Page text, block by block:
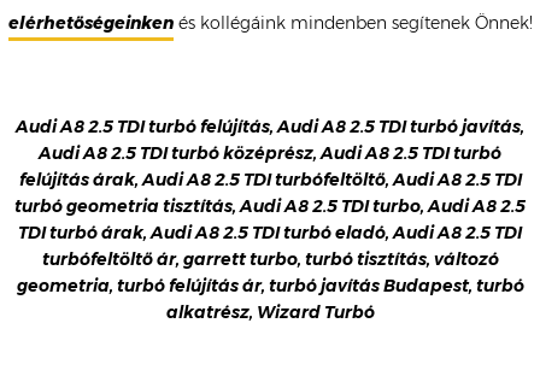
elérhetőségeinkenés kollégáink mindenben segítenek Önnek!
Audi A8 2.5 TDI turbó felújítás, Audi A8 2.5 TDI turbó javítás,
Audi A8 2.5 TDI turbó középrész, Audi A8 2.5 TDI turbó
felújítás árak, Audi A8 2.5 TDI turbófeltöltő, Audi A8 2.5 TDI
turbó geometria tisztítás, Audi A8 2.5 TDI turbo, Audi A8 2.5
TDI turbó árak, Audi A8 2.5 TDI turbó eladó, Audi A8 2.5 TDI
turbófeltöltő ár, garrett turbo, turbó tisztítás, változó
geometria, turbó felújítás ár, turbó javítás Budapest, turbó
alkatrész, Wizard Turbó